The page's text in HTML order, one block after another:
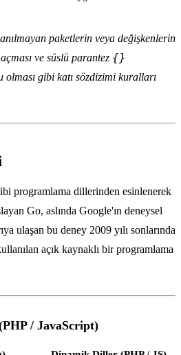
paketlerin veya değişkenlerin
ve süslü parantez {}
olması gibi katı sözdizimi kuralları
programlama dillerinden esinlenerek
Go, aslında Google'ın deneysel
ulaşan bu deney 2009 yılı sonlarında
açık kaynaklı bir programlama
/ JavaScript)